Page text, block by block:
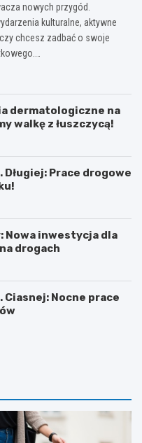
nowych przygód.
kulturalne, aktywne
chcesz zadbać o swoje
dermatologiczne na
walkę z łuszczycą!
Prace drogowe
Nowa inwestycja dla
drogach
Nocne prace